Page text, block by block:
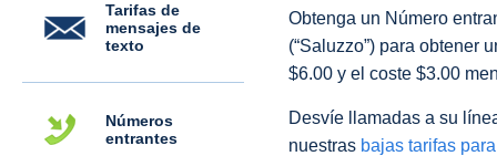
Tarifas de
mensajes de
texto
Números
entrantes
Obtenga un Número
(“Saluzzo”) para obtener
$6.00 y el coste $3.00
Desvíe llamadas a su
nuestras bajas tarifas